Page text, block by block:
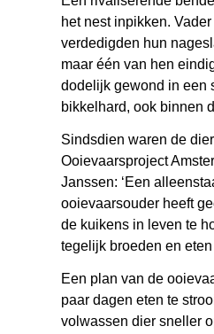
het nest inpikken.
verdedigden hun
maar één van hen
dodelijk gewond in een
bikkelhard, ook binnen
Sindsdien waren de
Ooievaarsproject
Janssen: ‘Een
ooievaarsouder heeft
de kuikens in leven te
tegelijk broeden en eten
Een plan van de
paar dagen eten te
volwassen dier sneller